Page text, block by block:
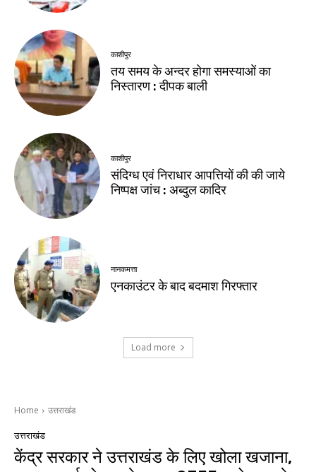
काशीपुर
तय समय के अन्दर होगा समस्याओं का
निस्तारण : दीपक बाली
काशीपुर
संदिग्ध एवं निराधार आपत्तियों की की जाये
निष्पक्ष जांच : अब्दुल कादिर
नानकमत्ता
एनकाउंटर के बाद बदमाश गिरफ्तार
Load more